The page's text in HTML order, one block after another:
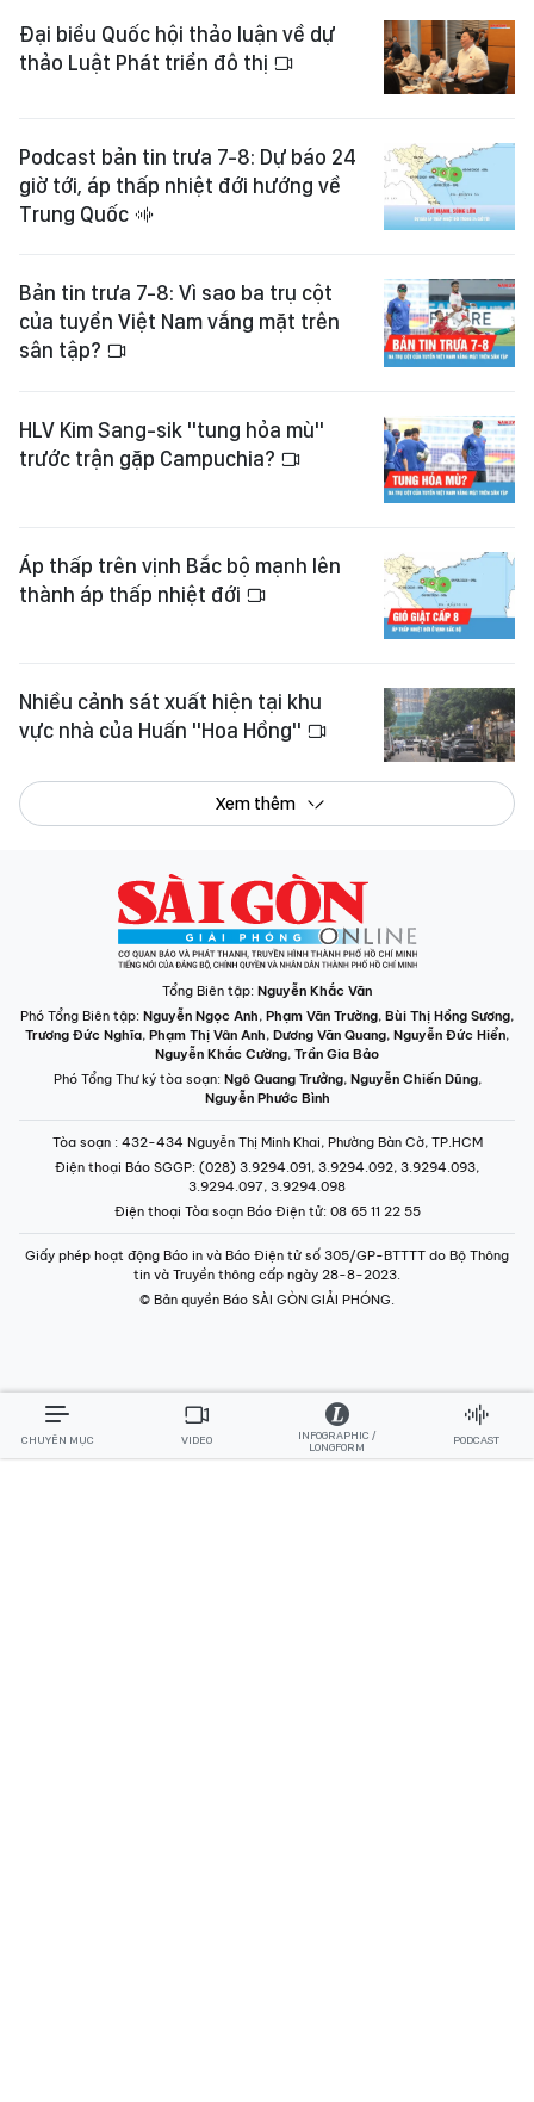
Đại biểu Quốc hội thảo luận về dự
thảo Luật Phát triển đô thị
Podcast bản tin trưa 7-8: Dự báo 24
giờ tới, áp thấp nhiệt đới hướng về
Trung Quốc
Bản tin trưa 7-8: Vì sao ba trụ cột
của tuyển Việt Nam vắng mặt trên
sân tập?
HLV Kim Sang-sik "tung hỏa mù"
trước trận gặp Campuchia?
Áp thấp trên vịnh Bắc bộ mạnh lên
thành áp thấp nhiệt đới
Nhiều cảnh sát xuất hiện tại khu
vực nhà của Huấn "Hoa Hồng"
Xem thêm
Tổng Biên tập: Nguyễn Khắc Văn
Phó Tổng Biên tập: Nguyễn Ngọc Anh, Phạm Văn Trường, Bùi Thị Hồng Sương,
Trương Đức Nghĩa, Phạm Thị Vân Anh, Dương Văn Quang, Nguyễn Đức Hiển,
Nguyễn Khắc Cường, Trần Gia Bảo
Phó Tổng Thư ký tòa soạn: Ngô Quang Trưởng, Nguyễn Chiến Dũng,
Nguyễn Phước Bình
Tòa soạn : 432-434 Nguyễn Thị Minh Khai, Phường Bàn Cờ, TP.HCM
Điện thoại Báo SGGP: (028) 3.9294.091, 3.9294.092, 3.9294.093,
3.9294.097, 3.9294.098
Điện thoại Tòa soạn Báo Điện tử: 08 65 11 22 55
Giấy phép hoạt động Báo in và Báo Điện tử số 305/GP-BTTTT do Bộ Thông
tin và Truyền thông cấp ngày 28-8-2023.
© Bản quyền Báo SÀI GÒN GIẢI PHÓNG.
CHUYÊN MỤC VIDEO
INFOGRAPHIC /
LONGFORM
PODCAST